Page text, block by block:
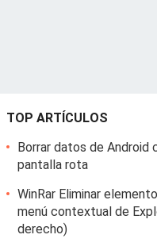
TOP ARTÍCULOS
Borrar datos de Android
pantalla rota
WinRar Eliminar
menú contextual de
derecho)